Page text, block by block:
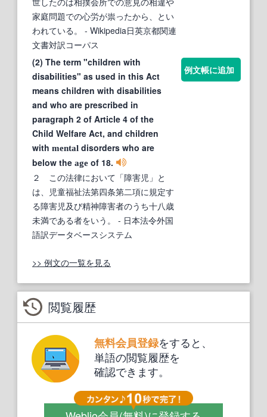
家庭問題での心労が祟ったから、とい
われている。
- Wikipedia日英京都関連
文書対訳コーパス
(2) The term "children with
disabilities" as used in this Act
means children with disabilities
and who are prescribed in
paragraph 2 of Article 4 of the
Child Welfare Act, and children
with mental disorders who are
below the age of 18.
２ この法律において「障害児」と
は、児童福祉法第四条第二項に規定す
る障害児及び精神障害者のうち十八歳
未満である者をいう。
- 日本法令外国
語訳データベースシステム
例文帳に追加
>> 例文の一覧を見る
閲覧履歴
無料会員登録をすると、
単語の閲覧履歴を
確認できます。